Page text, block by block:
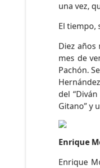
una vez,
El tiempo,
Diez años
mes de
Pachón.
del
Gitano” y
Enrique
Enrique